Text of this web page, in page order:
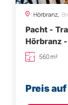
Pacht -
560 m²